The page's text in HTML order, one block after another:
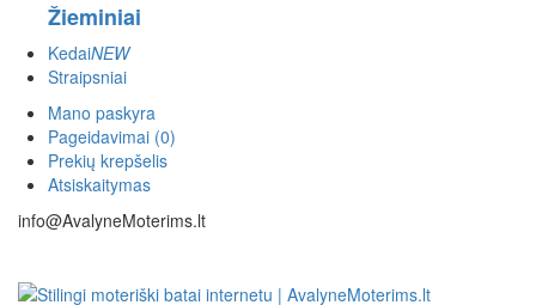
Žieminiai
KedaiNEW
Straipsniai
Mano paskyra
Pageidavimai (0)
Prekių krepšelis
Atsiskaitymas
info@AvalyneMoterims.lt